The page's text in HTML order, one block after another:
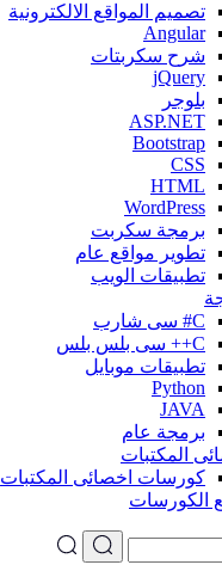
تصميم المواقع الالكترونية
Angular
شرح سكربتات
jQuery
بلوجر
ASP.NET
Bootstrap
CSS
HTML
WordPress
برمجة سكربت
تطوير مواقع عام
تطبيقات الويب
C# سى شارب
C++ سى بلس بلس
تطبيقات موبايل
Python
JAVA
برمجة عام
المكتبات
كورسات اخصائى المكتبات
الكورسات